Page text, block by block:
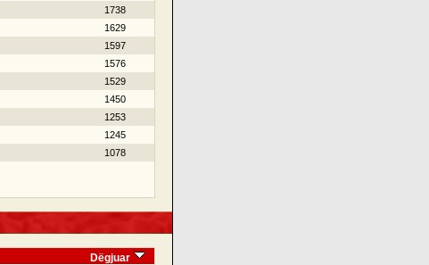
1738
1629
1597
1576
1529
1450
1253
1245
1078
Dëgjuar